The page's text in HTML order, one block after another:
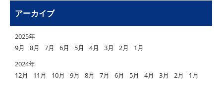
アーカイブ
2025年
9月
8月 7月 6月 5月 4月 3月 2月
1月
2024年
12月
11月 10月 9月 8月 7月 6月 5月 4月 3月 2月
1月